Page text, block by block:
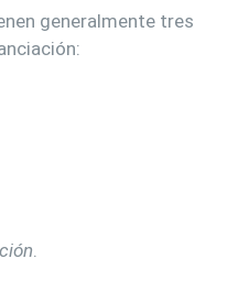
generalmente tres